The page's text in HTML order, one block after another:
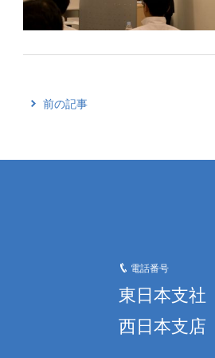
前の記事
電話番号
東日本支社
西日本支店